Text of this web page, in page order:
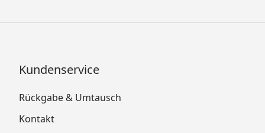
Kundenservice
Rückgabe & Umtausch
Kontakt